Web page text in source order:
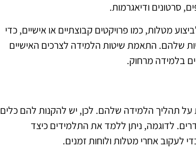
סרטונים ודיאגרמות.
מטלות, כמו פרויקטים קבוצתיים או אישיים, כדי
שלהם. התאמת שיטות הלמידה לצרכים האישיים
בלמידה מרחוק.
תהליך הלמידה שלהם. לכן, יש להקנות להם כלים
לדוגמה, ניתן ללמד את התלמידים כיצד
לעקוב אחרי מטלות ולוחות זמנים.